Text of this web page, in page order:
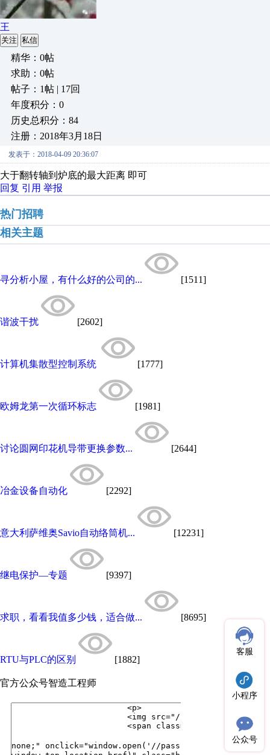
王
关注 私信
精华：0帖
求助：0帖
帖子：1帖 | 17回
年度积分：0
历史总积分：84
注册：2018年3月18日
发表于：2018-04-09 20:36:07
大于翻转轴到炉底的最大距离 即可
回复 引用 举报
热门招聘
相关主题
寻分析小屋，有什么好的公司的... [1511]
谐波干扰 [2602]
计算机集散型控制系统 [1777]
欧姆龙第一次循环标志 [1981]
讨论圆网印花机导带更换参数... [2644]
冶金设备自动化 [2292]
意大利萨维奥Savio自动络筒机... [12231]
继电保护—专题 [9397]
求职，看看我值多少钱，适合做... [8695]
RTU与PLC的区别 [1882]
官方公众号智造工程师
客服
小程序
公众号